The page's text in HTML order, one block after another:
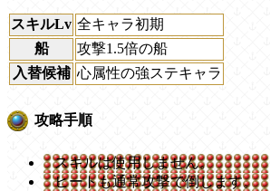
スキルLv 全キャラ初期
船
攻撃1.5倍の船
入替候補 心属性の強ステキャラ
攻略手順
スキルは使用しません。
ヒートも通常攻撃で倒します。